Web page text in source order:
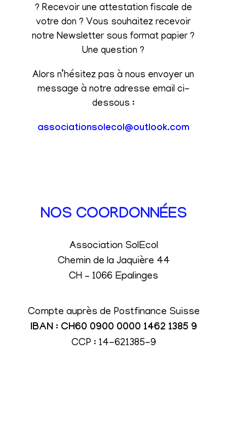
? Recevoir une attestation fiscale de
votre don ? Vous souhaitez recevoir
notre Newsletter sous format papier ?
Une question ?
Alors n’hésitez pas à nous envoyer un
message à notre adresse email ci-
dessous :
associationsolecol@outlook.com
NOS COORDONNÉES
Association SolEcol
Chemin de la Jaquière 44
CH – 1066 Epalinges
Compte auprès de Postfinance Suisse
IBAN : CH60 0900 0000 1462 1385 9
CCP : 14-621385-9